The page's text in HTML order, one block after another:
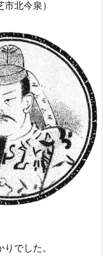
北今泉）
でした。